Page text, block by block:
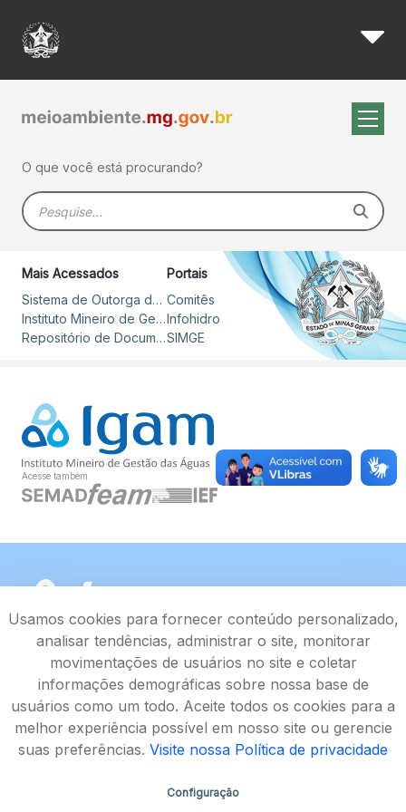
Pular para o Conteúdo principal
Convênios - Igam
O que você está procurando?
Barra de busca
Mais Acessados
Sistema de Outorga de Direito de Uso de Recursos Hídricos – SOUT
Instituto Mineiro de Gestão das Águas
Repositório de Documentos
Portais
Comitês
Infohidro
SIMGE
Acesse também
Usamos cookies para fornecer conteúdo personalizado,
analisar tendências, administrar o site, monitorar
movimentações de usuários no site e coletar
informações demográficas sobre nossa base de
usuários como um todo. Aceite todos os cookies para a
melhor experiência possível em nosso site ou gerencie
suas preferências. Visite nossa Política de privacidade
Configuração